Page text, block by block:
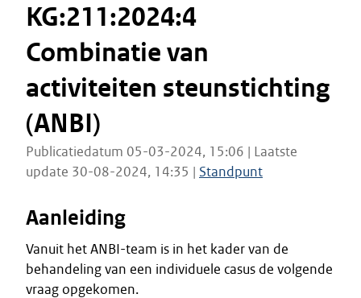
KG:211:2024:4
Combinatie van
activiteiten steunstichting
(ANBI)
Publicatiedatum 05-03-2024, 15:06 | Laatste
update 30-08-2024, 14:35 | Standpunt
Aanleiding
Vanuit het ANBI-team is in het kader van de
behandeling van een individuele casus de volgende
vraag opgekomen.